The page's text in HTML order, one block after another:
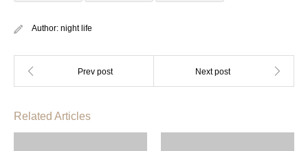
Author: night life
Related Articles